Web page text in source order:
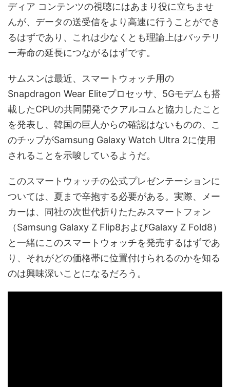
ディア コンテンツの視聴にはあまり役に立ちませ
んが、データの送受信をより高速に行うことができ
るはずであり、これは少なくとも理論上はバッテリ
ー寿命の延長につながるはずです。
サムスンは最近、スマートウォッチ用の
Snapdragon Wear Eliteプロセッサ、5Gモデムも搭
載したCPUの共同開発でクアルコムと協力したこと
を発表し、韓国の巨人からの確認はないものの、こ
のチップがSamsung Galaxy Watch Ultra 2に使用
されることを示唆しているようだ。
このスマートウォッチの公式プレゼンテーションに
ついては、夏まで辛抱する必要がある。実際、メー
カーは、同社の次世代折りたたみスマートフォン
（Samsung Galaxy Z Flip8およびGalaxy Z Fold8）
と一緒にこのスマートウォッチを発売するはずであ
り、それがどの価格帯に位置付けられるのかを知る
のは興味深いことになるだろう。